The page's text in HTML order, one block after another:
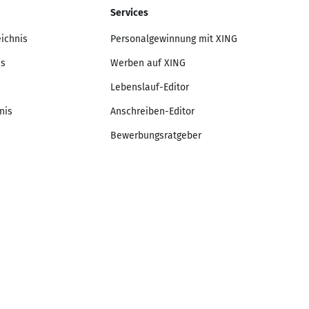
Services
Personalgewinnung mit XING
Werben auf XING
Lebenslauf-Editor
Anschreiben-Editor
Bewerbungsratgeber